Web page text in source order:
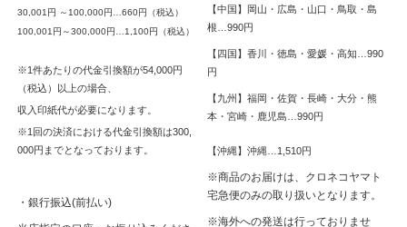
30,001円 ～100,000円…660円（税込）
100,001円～300,000円…1,100円（税込）
※1件あたりの代金引換額が54,000円
（税込）以上の場合、
収入印紙代が必要になります。
※1回の決済における代金引換額は300,
000円までとなっております。
・銀行振込(前払い)
【中国】岡山・広島・山口・鳥取・島
根…990円
【四国】香川・徳島・愛媛・高知…990
円
【九州】福岡・佐賀・長崎・大分・熊
本・宮崎・鹿児島…990円
【沖縄】沖縄…1,510円
※商品のお届けは、クロネコヤマト
宅急便のみの取り扱いとなります。
※海外への発送は行っておりませ